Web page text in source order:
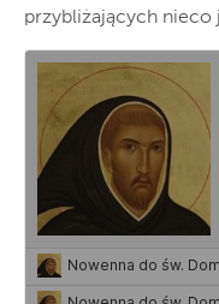
przybliżających